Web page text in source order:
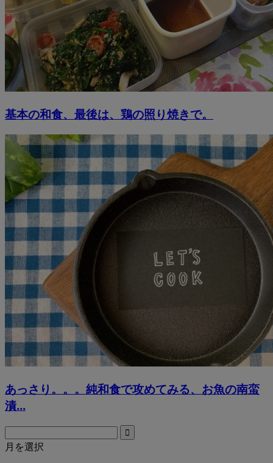
基本の和食、最後は、鶏の照り焼きで。
あっさり。。。純和食で攻めてみる、お魚の南蛮
漬...
月を選択